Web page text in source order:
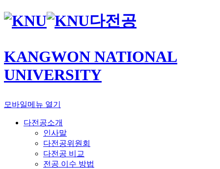
다전공
KANGWON NATIONAL
UNIVERSITY
모바일메뉴 열기
다전공소개
인사말
다전공위원회
다전공 비교
전공 이수 방법